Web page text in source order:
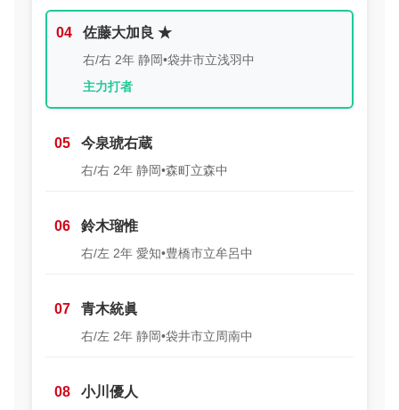
04 佐藤大加良 ★
右/右 2年 静岡•袋井市立浅羽中
主力打者
05 今泉琥右蔵
右/右 2年 静岡•森町立森中
06 鈴木瑠惟
右/左 2年 愛知•豊橋市立牟呂中
07 青木統眞
右/左 2年 静岡•袋井市立周南中
08 小川優人